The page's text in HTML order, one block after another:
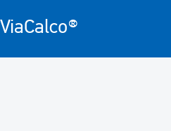
ViaCalco®